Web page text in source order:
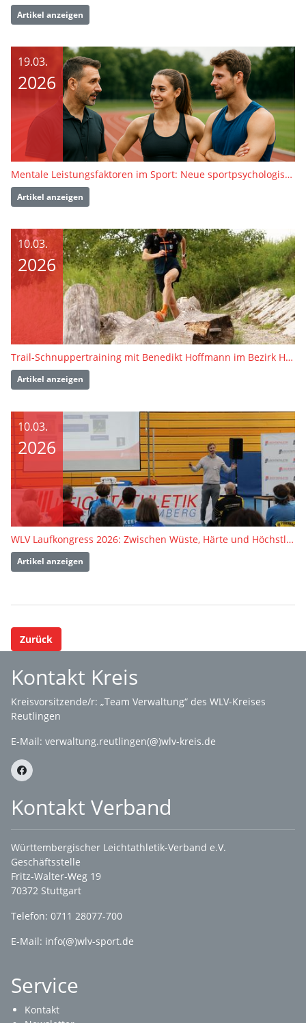
Artikel anzeigen
19.03.
2026
Mentale Leistungsfaktoren im Sport: Neue sportpsychologische Fortbildungsreihe 2026
Artikel anzeigen
10.03.
2026
Trail-Schnuppertraining mit Benedikt Hoffmann im Bezirk Hegau-Bodensee
Artikel anzeigen
10.03.
2026
WLV Laufkongress 2026: Zwischen Wüste, Härte und Höchstleistung
Artikel anzeigen
Zurück
Kontakt Kreis
Kreisvorsitzende/r: „Team Verwaltung“ des WLV-Kreises
Reutlingen
E-Mail: verwaltung.reutlingen(@)wlv-kreis.de
Kontakt Verband
Württembergischer Leichtathletik-Verband e.V.
Geschäftsstelle
Fritz-Walter-Weg 19
70372 Stuttgart
Telefon: 0711 28077-700
E-Mail: info(@)wlv-sport.de
Service
Kontakt